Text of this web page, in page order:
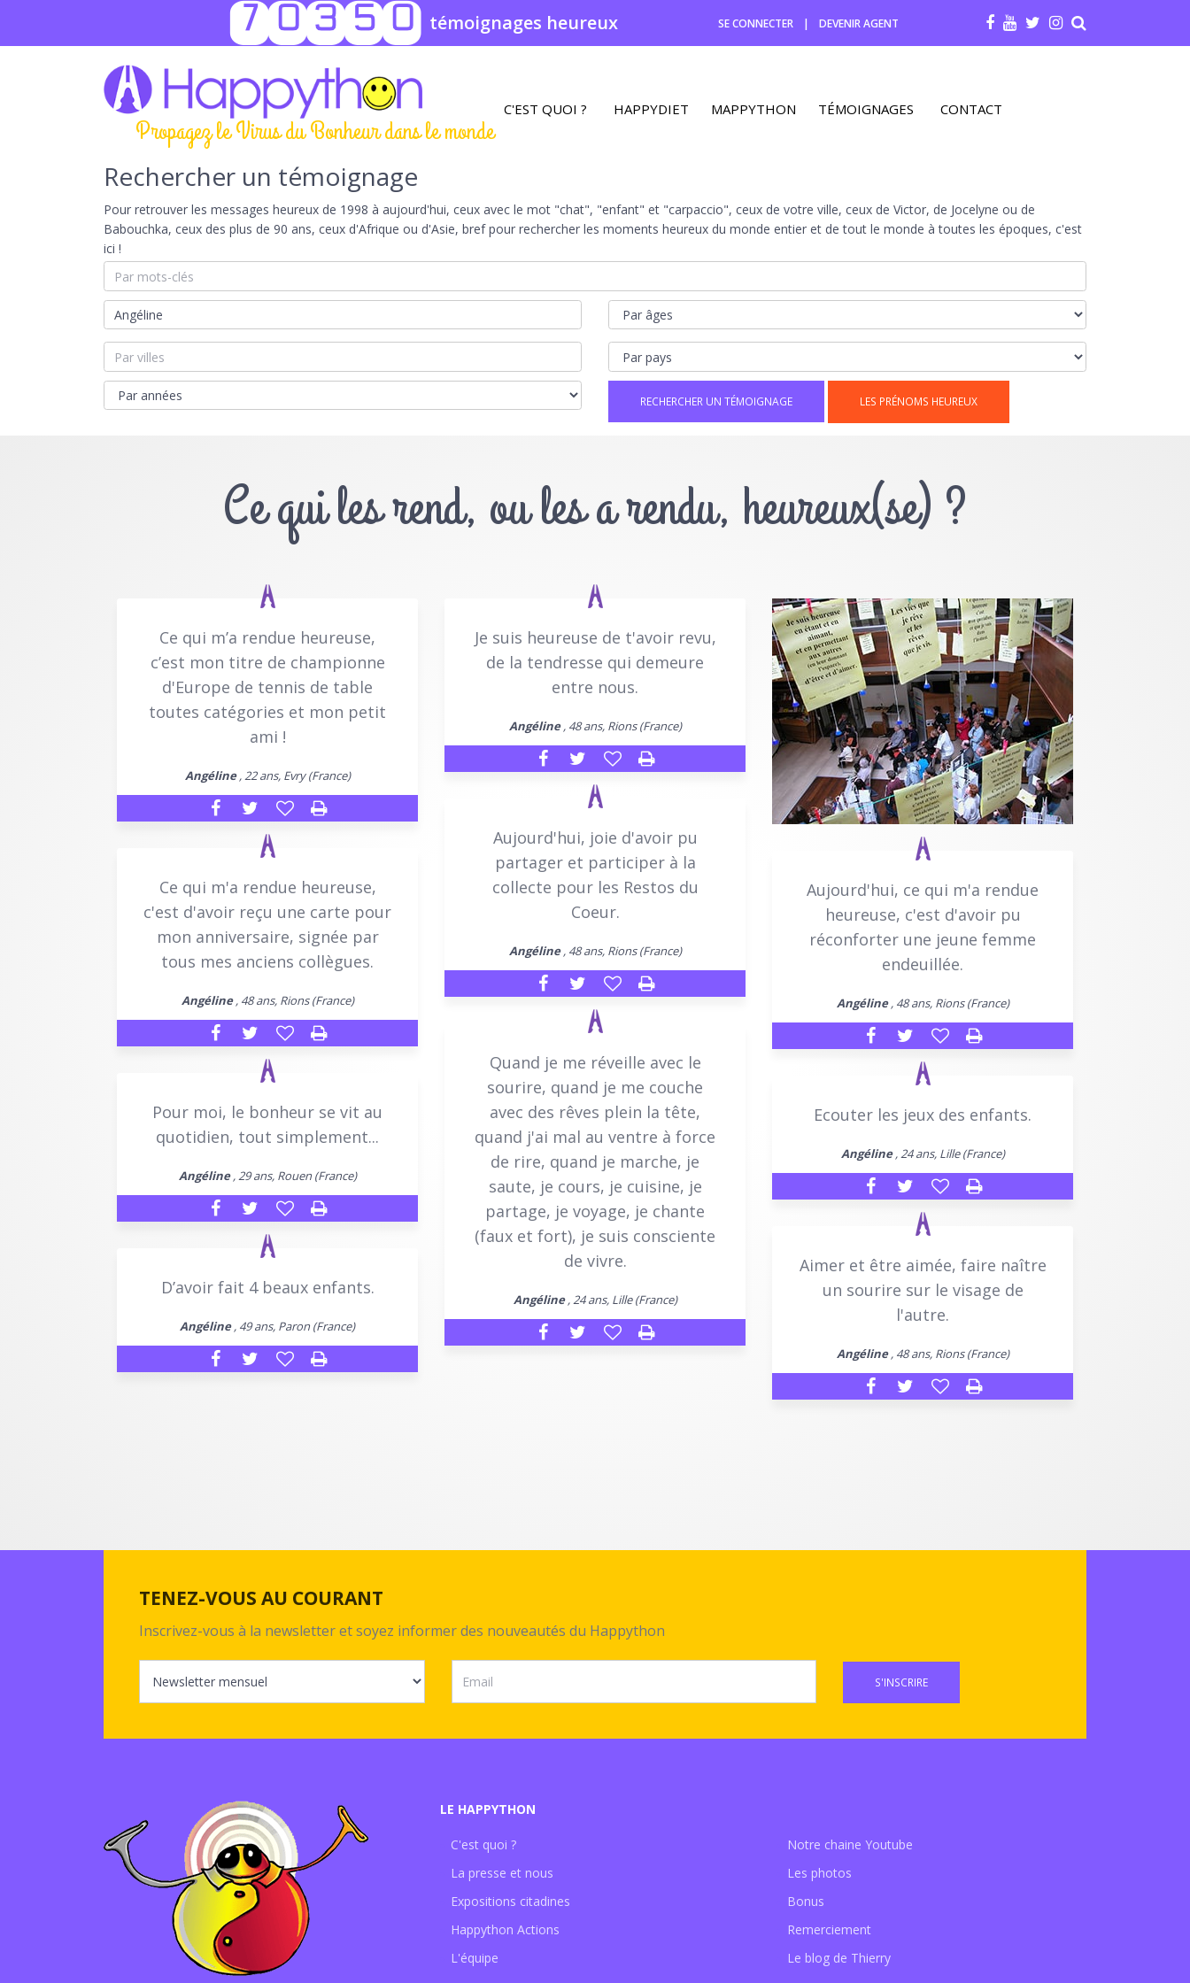
70350 témoignages heureux SE CONNECTER | DEVENIR AGENT
Propagez le Virus du Bonheur dans le monde
C'EST QUOI ? HAPPYDIET MAPPYTHON TÉMOIGNAGES CONTACT
Rechercher un témoignage
Pour retrouver les messages heureux de 1998 à aujourd'hui, ceux avec le mot "chat", "enfant" et "carpaccio", ceux de votre ville, ceux de Victor, de Jocelyne ou de
Babouchka, ceux des plus de 90 ans, ceux d'Afrique ou d'Asie, bref pour rechercher les moments heureux du monde entier et de tout le monde à toutes les époques, c'est
ici !
LES PRÉNOMS HEUREUX
Ce qui les rend, ou les a rendu, heureux(se) ?
Ce qui m’a rendue heureuse,
c’est mon titre de championne
d'Europe de tennis de table
toutes catégories et mon petit
ami !
Angéline, 22 ans, Evry (France)
Je suis heureuse de t'avoir revu,
de la tendresse qui demeure
entre nous.
Angéline, 48 ans, Rions (France)
Aujourd'hui, joie d'avoir pu
partager et participer à la
collecte pour les Restos du
Coeur.
Angéline, 48 ans, Rions (France)
Ce qui m'a rendue heureuse,
c'est d'avoir reçu une carte pour
mon anniversaire, signée par
tous mes anciens collègues.
Angéline, 48 ans, Rions (France)
Aujourd'hui, ce qui m'a rendue
heureuse, c'est d'avoir pu
réconforter une jeune femme
endeuillée.
Angéline, 48 ans, Rions (France)
Quand je me réveille avec le
sourire, quand je me couche
avec des rêves plein la tête,
quand j'ai mal au ventre à force
de rire, quand je marche, je
saute, je cours, je cuisine, je
partage, je voyage, je chante
(faux et fort), je suis consciente
de vivre.
Angéline, 24 ans, Lille (France)
Pour moi, le bonheur se vit au
quotidien, tout simplement...
Angéline, 29 ans, Rouen (France)
Ecouter les jeux des enfants.
Angéline, 24 ans, Lille (France)
Aimer et être aimée, faire naître
un sourire sur le visage de
l'autre.
Angéline, 48 ans, Rions (France)
D’avoir fait 4 beaux enfants.
Angéline, 49 ans, Paron (France)
TENEZ-VOUS AU COURANT
Inscrivez-vous à la newsletter et soyez informer des nouveautés du Happython
S'INSCRIRE
LE HAPPYTHON
C'est quoi ?
La presse et nous
Expositions citadines
Happython Actions
L'équipe
Notre chaine Youtube
Les photos
Bonus
Remerciement
Le blog de Thierry